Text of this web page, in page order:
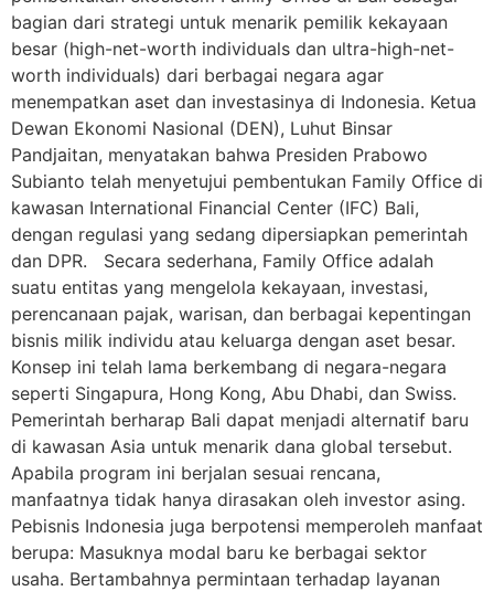
bagian dari strategi untuk menarik pemilik kekayaan
besar (high-net-worth individuals dan ultra-high-net-
worth individuals) dari berbagai negara agar
menempatkan aset dan investasinya di Indonesia. Ketua
Dewan Ekonomi Nasional (DEN), Luhut Binsar
Pandjaitan, menyatakan bahwa Presiden Prabowo
Subianto telah menyetujui pembentukan Family Office di
kawasan International Financial Center (IFC) Bali,
dengan regulasi yang sedang dipersiapkan pemerintah
dan DPR. Secara sederhana, Family Office adalah
suatu entitas yang mengelola kekayaan, investasi,
perencanaan pajak, warisan, dan berbagai kepentingan
bisnis milik individu atau keluarga dengan aset besar.
Konsep ini telah lama berkembang di negara-negara
seperti Singapura, Hong Kong, Abu Dhabi, dan Swiss.
Pemerintah berharap Bali dapat menjadi alternatif baru
di kawasan Asia untuk menarik dana global tersebut.
Apabila program ini berjalan sesuai rencana,
manfaatnya tidak hanya dirasakan oleh investor asing.
Pebisnis Indonesia juga berpotensi memperoleh manfaat
berupa: Masuknya modal baru ke berbagai sektor
usaha. Bertambahnya permintaan terhadap layanan